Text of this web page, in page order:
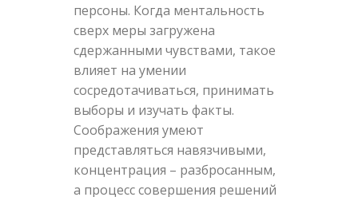
персоны. Когда ментальность
сверх меры загружена
сдержанными чувствами, такое
влияет на умении
сосредотачиваться, принимать
выборы и изучать факты.
Соображения умеют
представляться навязчивыми,
концентрация – разбросанным,
а процесс совершения решений